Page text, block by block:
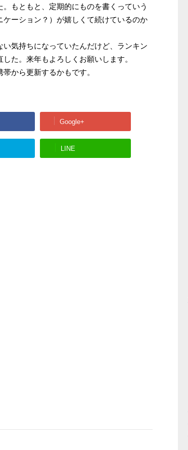
もともと、定期的にものを書くっていう
ーション？）が嬉しくて続けているのか
気持ちになっていたんだけど、ランキン
た。来年もよろしくお願いします。
から更新するかもです。
Google+
LINE